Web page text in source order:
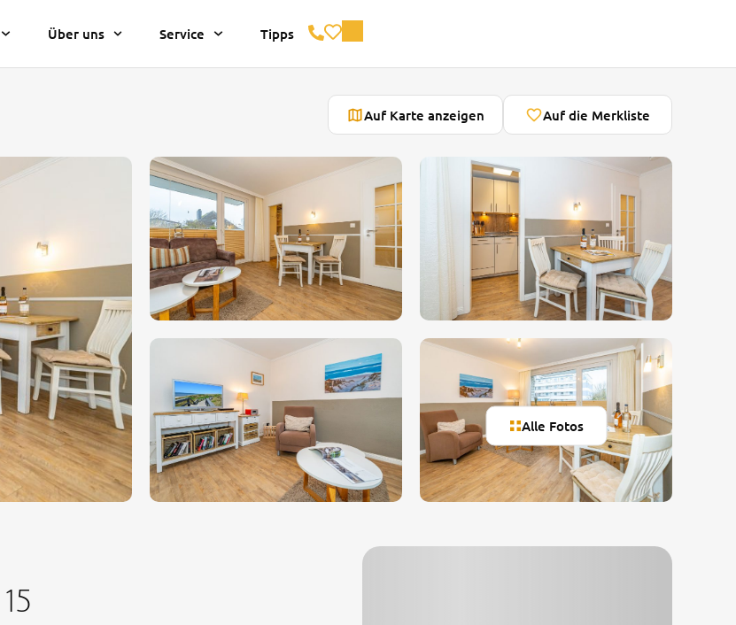
Über uns Service Tipps
Auf Karte anzeigen Auf die Merkliste
Alle Fotos